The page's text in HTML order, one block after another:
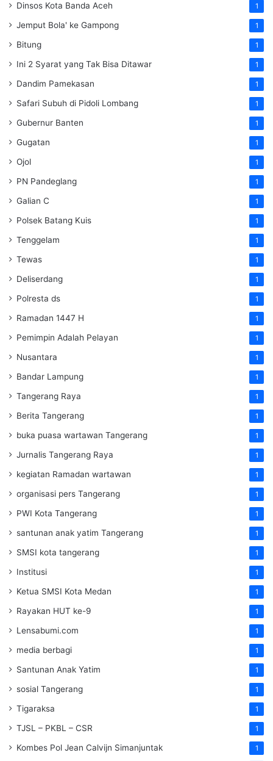
Dinsos Kota Banda Aceh 1
Jemput Bola' ke Gampong 1
Bitung 1
Ini 2 Syarat yang Tak Bisa Ditawar 1
Dandim Pamekasan 1
Safari Subuh di Pidoli Lombang 1
Gubernur Banten 1
Gugatan 1
Ojol 1
PN Pandeglang 1
Galian C 1
Polsek Batang Kuis 1
Tenggelam 1
Tewas 1
Deliserdang 1
Polresta ds 1
Ramadan 1447 H 1
Pemimpin Adalah Pelayan 1
Nusantara 1
Bandar Lampung 1
Tangerang Raya 1
Berita Tangerang 1
buka puasa wartawan Tangerang 1
Jurnalis Tangerang Raya 1
kegiatan Ramadan wartawan 1
organisasi pers Tangerang 1
PWI Kota Tangerang 1
santunan anak yatim Tangerang 1
SMSI kota tangerang 1
Institusi 1
Ketua SMSI Kota Medan 1
Rayakan HUT ke-9 1
Lensabumi.com 1
media berbagi 1
Santunan Anak Yatim 1
sosial Tangerang 1
Tigaraksa 1
TJSL – PKBL – CSR 1
Kombes Pol Jean Calvijn Simanjuntak 1